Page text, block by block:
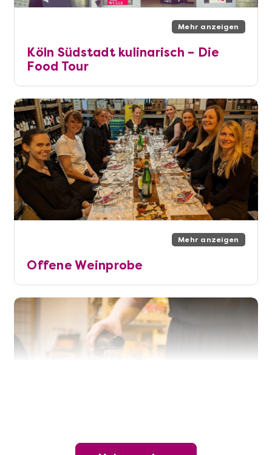
Mehr anzeigen
Köln Südstadt kulinarisch – Die
Food Tour
Mehr anzeigen
Offene Weinprobe